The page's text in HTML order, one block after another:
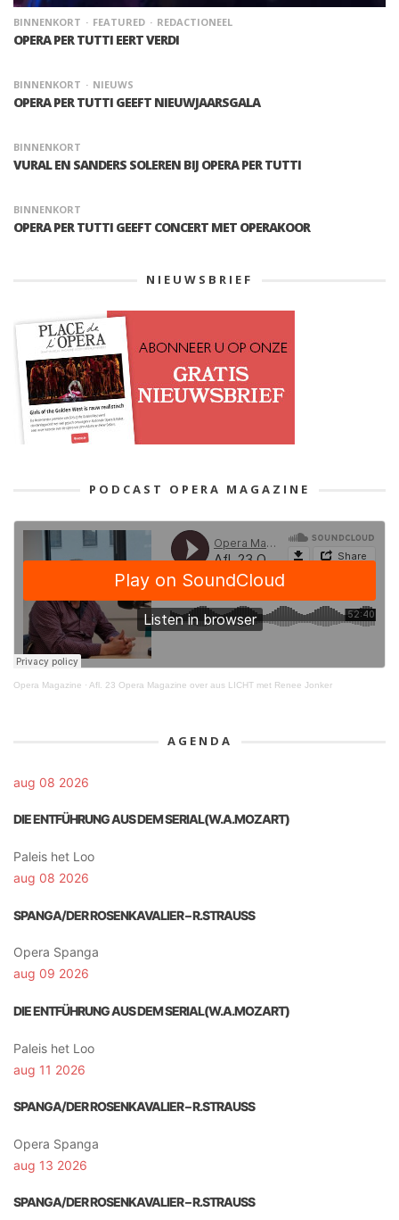
BINNENKORT FEATURED REDACTIONEEL
OPERA PER TUTTI EERT VERDI
BINNENKORT NIEUWS
OPERA PER TUTTI GEEFT NIEUWJAARSGALA
BINNENKORT
VURAL EN SANDERS SOLEREN BIJ OPERA PER TUTTI
BINNENKORT
OPERA PER TUTTI GEEFT CONCERT MET OPERAKOOR
NIEUWSBRIEF
PODCAST OPERA MAGAZINE
Opera Magazine · Afl. 23 Opera Magazine over aus LICHT met Renee Jonker
AGENDA
aug 08 2026
DIE ENTFÜHRUNG AUS DEM SERIAL(W.A.MOZART)
Paleis het Loo
aug 08 2026
SPANGA/DER ROSENKAVALIER – R.STRAUSS
Opera Spanga
aug 09 2026
DIE ENTFÜHRUNG AUS DEM SERIAL(W.A.MOZART)
Paleis het Loo
aug 11 2026
SPANGA/DER ROSENKAVALIER – R.STRAUSS
Opera Spanga
aug 13 2026
SPANGA/DER ROSENKAVALIER – R.STRAUSS